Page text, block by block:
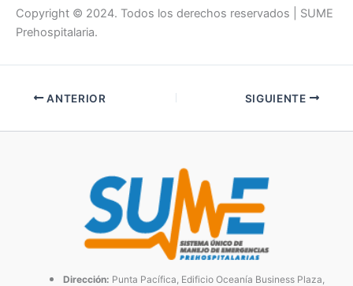
Copyright © 2024. Todos los derechos reservados | SUME
Prehospitalaria.
ANTERIOR SIGUIENTE
Dirección: Punta Pacífica, Edificio Oceanía Business Plaza,